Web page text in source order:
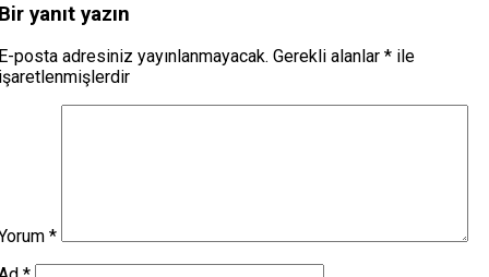
yanıt yazın
posta adresiniz yayınlanmayacak. Gerekli alanlar * ile
*